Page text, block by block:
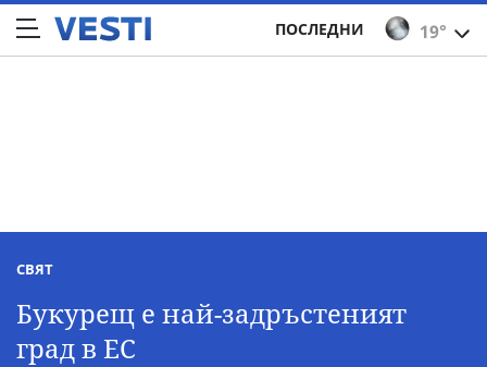
19°
ПОСЛЕДНИ
СВЯТ
Букурещ e най-задръстеният
град в ЕС